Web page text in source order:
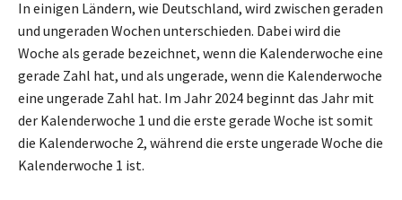
In einigen Ländern, wie Deutschland, wird zwischen geraden
und ungeraden Wochen unterschieden. Dabei wird die
Woche als gerade bezeichnet, wenn die Kalenderwoche eine
gerade Zahl hat, und als ungerade, wenn die Kalenderwoche
eine ungerade Zahl hat. Im Jahr 2024 beginnt das Jahr mit
der Kalenderwoche 1 und die erste gerade Woche ist somit
die Kalenderwoche 2, während die erste ungerade Woche die
Kalenderwoche 1 ist.